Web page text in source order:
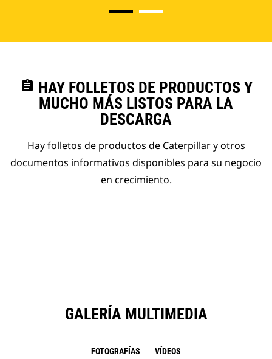
assignment HAY FOLLETOS DE PRODUCTOS Y
MUCHO MÁS LISTOS PARA LA
DESCARGA
Hay folletos de productos de Caterpillar y otros
documentos informativos disponibles para su negocio
en crecimiento.
GALERÍA MULTIMEDIA
FOTOGRAFÍAS VÍDEOS